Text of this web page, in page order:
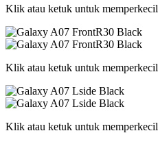
Klik atau ketuk untuk memperkecil
Klik atau ketuk untuk memperkecil
Klik atau ketuk untuk memperkecil